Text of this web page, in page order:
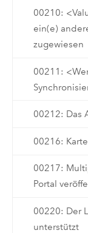
00210:
ein(e)
zugewiesen
00211:
00212: Das
00216:
00217:
Portal
00220: Der
unterstützt